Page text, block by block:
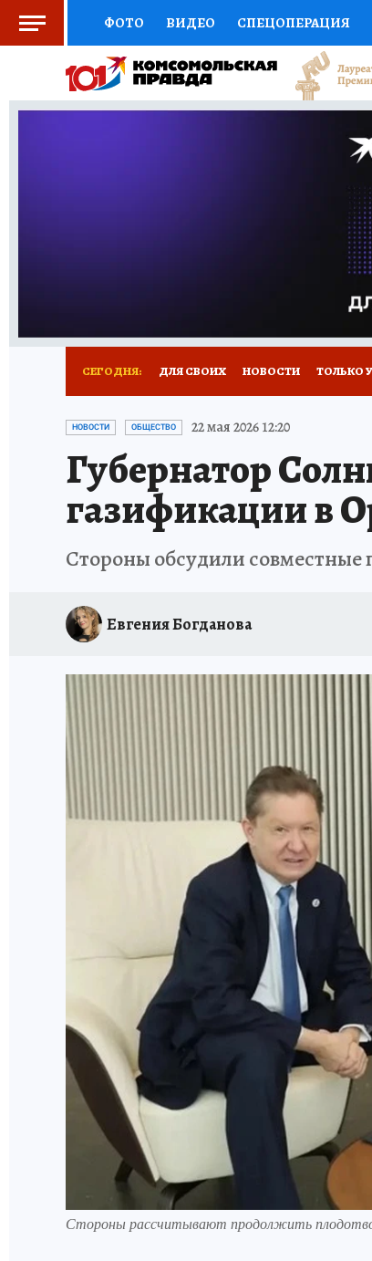
ФОТО ВИДЕО СПЕЦОПЕРАЦИЯ
СОЦПОДДЕРЖКА НАУКА СПОРТ
ВЫБОР ЭКСПЕРТОВ ДОКТОР
ПРОГНОЗЫ НА
СЕГОДНЯ: ДЛЯ СВОИХ НОВОСТИ ТОЛЬКО
СПОРТАКТИВ ОРЕНБУРЖЬЯ - 2025
ИСПЫТАНО НА СЕБЕ
НОВОСТИ ОБЩЕСТВО 22 мая 2026 12:20
Губернатор
газификации в
Стороны обсудили совместные
Евгения Богданова
Стороны рассчитывают продолжить